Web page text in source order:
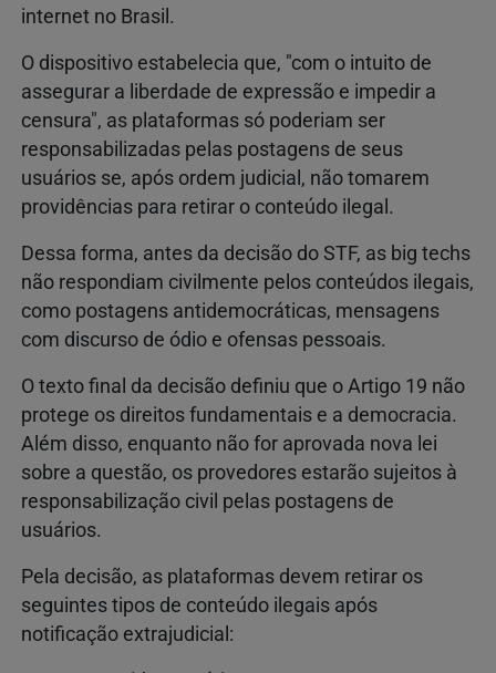
internet no Brasil.
O dispositivo estabelecia que, "com o intuito de
assegurar a liberdade de expressão e impedir a
censura", as plataformas só poderiam ser
responsabilizadas pelas postagens de seus
usuários se, após ordem judicial, não tomarem
providências para retirar o conteúdo ilegal.
Dessa forma, antes da decisão do STF, as big techs
não respondiam civilmente pelos conteúdos ilegais,
como postagens antidemocráticas, mensagens
com discurso de ódio e ofensas pessoais.
O texto final da decisão definiu que o Artigo 19 não
protege os direitos fundamentais e a democracia.
Além disso, enquanto não for aprovada nova lei
sobre a questão, os provedores estarão sujeitos à
responsabilização civil pelas postagens de
usuários.
Pela decisão, as plataformas devem retirar os
seguintes tipos de conteúdo ilegais após
notificação extrajudicial: